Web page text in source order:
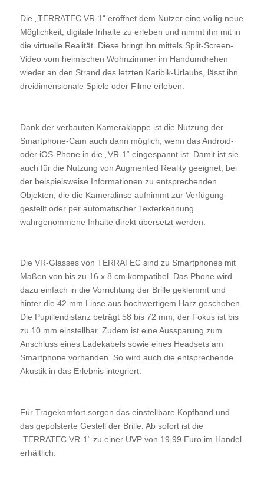
Die „TERRATEC VR-1“ eröffnet dem Nutzer eine völlig neue
Möglichkeit, digitale Inhalte zu erleben und nimmt ihn mit in
die virtuelle Realität. Diese bringt ihn mittels Split-Screen-
Video vom heimischen Wohnzimmer im Handumdrehen
wieder an den Strand des letzten Karibik-Urlaubs, lässt ihn
dreidimensionale Spiele oder Filme erleben.
Dank der verbauten Kameraklappe ist die Nutzung der
Smartphone-Cam auch dann möglich, wenn das Android-
oder iOS-Phone in die „VR-1“ eingespannt ist. Damit ist sie
auch für die Nutzung von Augmented Reality geeignet, bei
der beispielsweise Informationen zu entsprechenden
Objekten, die die Kameralinse aufnimmt zur Verfügung
gestellt oder per automatischer Texterkennung
wahrgenommene Inhalte direkt übersetzt werden.
Die VR-Glasses von TERRATEC sind zu Smartphones mit
Maßen von bis zu 16 x 8 cm kompatibel. Das Phone wird
dazu einfach in die Vorrichtung der Brille geklemmt und
hinter die 42 mm Linse aus hochwertigem Harz geschoben.
Die Pupillendistanz beträgt 58 bis 72 mm, der Fokus ist bis
zu 10 mm einstellbar. Zudem ist eine Aussparung zum
Anschluss eines Ladekabels sowie eines Headsets am
Smartphone vorhanden. So wird auch die entsprechende
Akustik in das Erlebnis integriert.
Für Tragekomfort sorgen das einstellbare Kopfband und
das gepolsterte Gestell der Brille. Ab sofort ist die
„TERRATEC VR-1“ zu einer UVP von 19,99 Euro im Handel
erhältlich.